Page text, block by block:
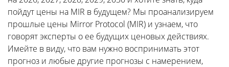
пойдут цены на MIR в будущем? Мы проанализируем
прошлые цены Mirror Protocol (MIR) и узнаем, что
говорят эксперты о ее будущих ценовых действиях.
Имейте в виду, что вам нужно воспринимать этот
прогноз и любые другие прогнозы с намерением,